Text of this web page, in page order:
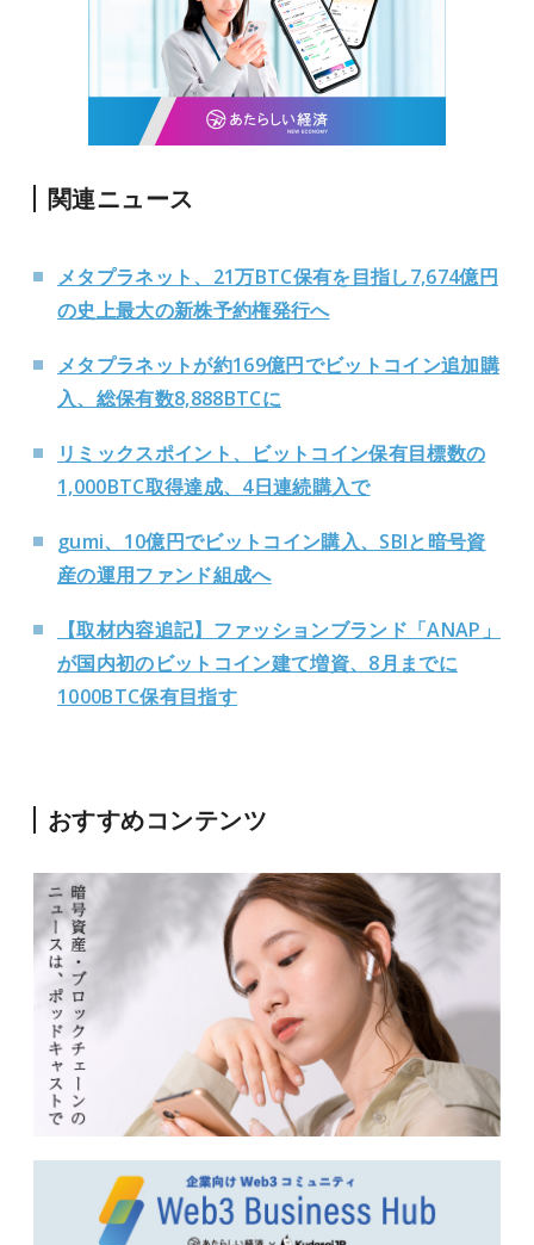
関連ニュース
メタプラネット、21万BTC保有を目指し7,674億円
の史上最大の新株予約権発行へ
メタプラネットが約169億円でビットコイン追加購
入、総保有数8,888BTCに
リミックスポイント、ビットコイン保有目標数の
1,000BTC取得達成、4日連続購入で
gumi、10億円でビットコイン購入、SBIと暗号資
産の運用ファンド組成へ
【取材内容追記】ファッションブランド「ANAP」
が国内初のビットコイン建て増資、8月までに
1000BTC保有目指す
おすすめコンテンツ